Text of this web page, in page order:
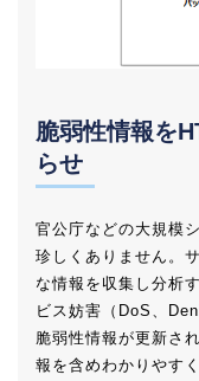
脆弱性情報を
らせ
官公庁などの大規模
珍しくありません。
な情報を収集し分析
ビス妨害（DoS、
脆弱性情報が更新さ
報を含めわかりやす